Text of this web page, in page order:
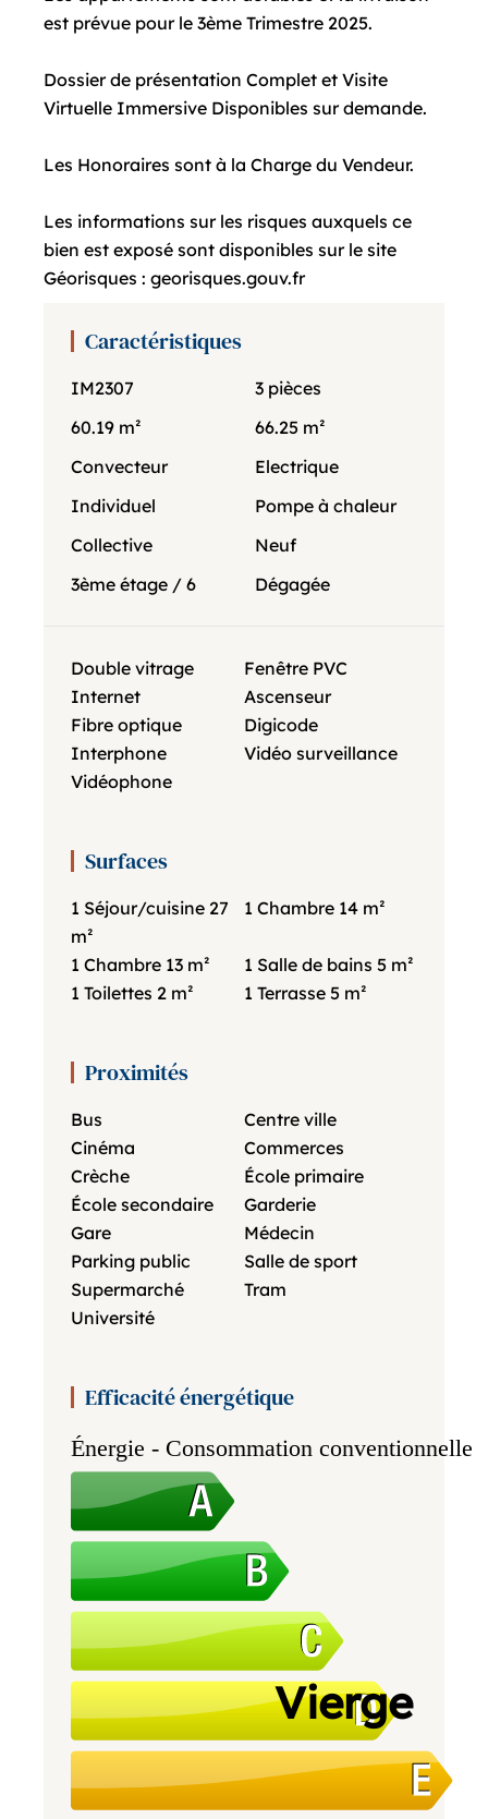
est prévue pour le 3ème Trimestre 2025.
Dossier de présentation Complet et Visite
Virtuelle Immersive Disponibles sur demande.
Les Honoraires sont à la Charge du Vendeur.
Les informations sur les risques auxquels ce
bien est exposé sont disponibles sur le site
Géorisques : georisques.gouv.fr
Caractéristiques
IM2307
3 pièces
60.19 m²
66.25 m²
Convecteur
Electrique
Individuel
Pompe à chaleur
Collective
Neuf
3ème étage / 6
Dégagée
Double vitrage
Fenêtre PVC
Internet
Ascenseur
Fibre optique
Digicode
Interphone
Vidéo surveillance
Vidéophone
Surfaces
1 Séjour/cuisine 27
m²
1 Chambre 14 m²
1 Chambre 13 m² 1 Salle de bains 5 m²
1 Toilettes 2 m² 1 Terrasse 5 m²
Proximités
Bus
Centre ville
Cinéma
Commerces
Crèche
École primaire
École secondaire
Garderie
Gare
Médecin
Parking public
Salle de sport
Supermarché
Tram
Université
Efficacité énergétique
Énergie - Consommation conventionnelle
Vierge